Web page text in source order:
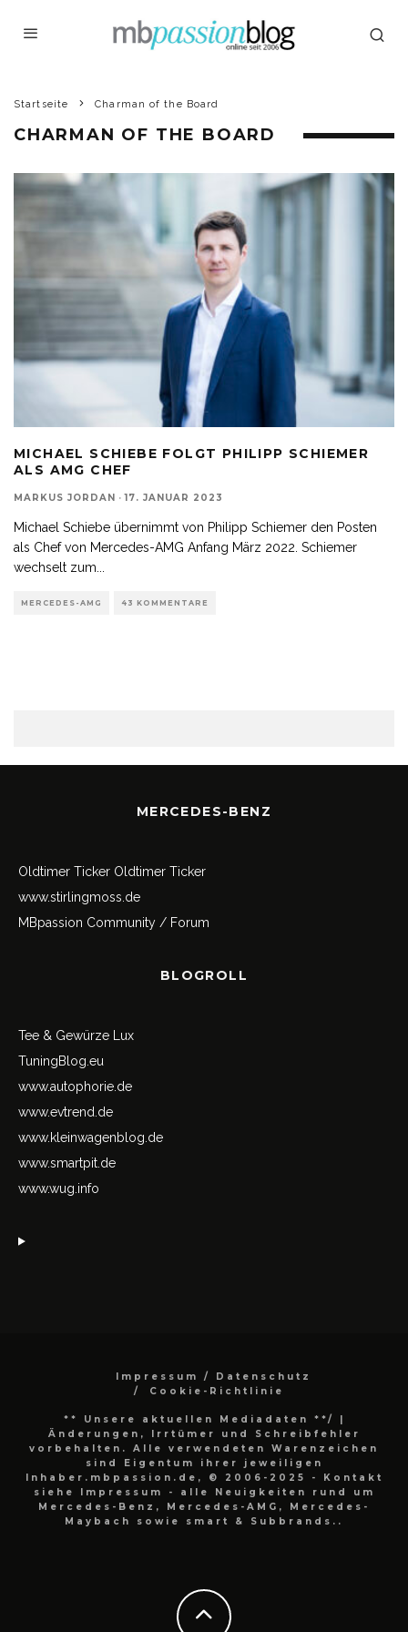
Startseite Charman of the Board
CHARMAN OF THE BOARD
MICHAEL SCHIEBE FOLGT PHILIPP SCHIEMER
ALS AMG CHEF
MARKUS JORDAN · 17. JANUAR 2023
Michael Schiebe übernimmt von Philipp Schiemer den Posten
als Chef von Mercedes-AMG Anfang März 2022. Schiemer
wechselt zum
MERCEDES-AMG 43 KOMMENTARE
MERCEDES-BENZ
Oldtimer Ticker Oldtimer Ticker
www.stirlingmoss.de
MBpassion Community / Forum
BLOGROLL
Tee & Gewürze Lux
TuningBlog.eu
www.autophorie.de
www.evtrend.de
www.kleinwagenblog.de
www.smartpit.de
www.wug.info
Impressum / Datenschutz
Cookie-Richtlinie
** Unsere aktuellen Mediadaten **/
|
Änderungen, Irrtümer und Schreibfehler
vorbehalten. Alle verwendeten Warenzeichen
sind Eigentum ihrer jeweiligen
Inhaber.mbpassion.de, © 2006-2025 - Kontakt
siehe Impressum - alle Neuigkeiten rund um
Mercedes-Benz, Mercedes-AMG, Mercedes-
Maybach sowie smart & Subbrands..